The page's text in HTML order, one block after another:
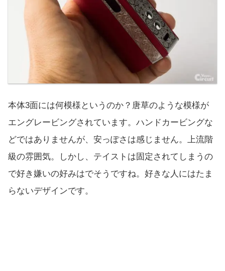
本体3面には何模様というのか？唐草のような模様が
エングレービングされています。ハンドカービングな
どではありませんが、安っぽさは感じません。上流階
級の雰囲気。しかし、テイストは固定されてしまうの
で好き嫌いの好みはでそうですね。好きな人にはたま
らないデザインです。